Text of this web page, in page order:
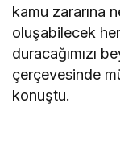
kamu zararına
oluşabilecek
duracağımızı
çerçevesinde
konuştu.